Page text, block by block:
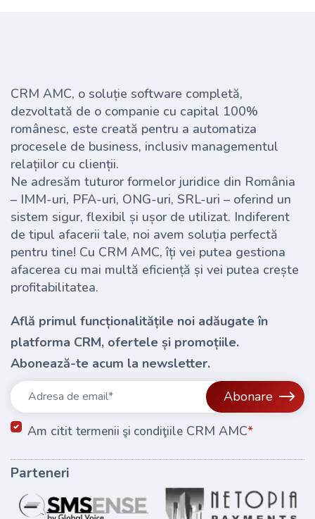
CRM AMC, o soluție software completă,
dezvoltată de o companie cu capital 100%
românesc, este creată pentru a automatiza
procesele de business, inclusiv managementul
relațiilor cu clienții.
Ne adresăm tuturor formelor juridice din România
– IMM-uri, PFA-uri, ONG-uri, SRL-uri – oferind un
sistem sigur, flexibil și ușor de utilizat. Indiferent
de tipul afacerii tale, noi avem soluția perfectă
pentru tine! Cu CRM AMC, îți vei putea gestiona
afacerea cu mai multă eficiență și vei putea crește
profitabilitatea.
Află primul funcționalitățile noi adăugate în
platforma CRM, ofertele și promoțiile.
Abonează-te acum la newsletter.
Abonare
Am citit termenii şi condiţiile CRM AMC*
Parteneri